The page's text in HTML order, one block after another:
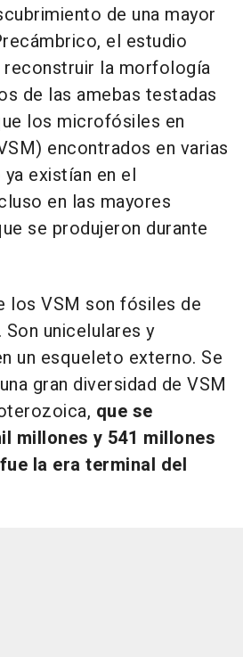
de una mayor
el estudio
reconstruir la morfología
de las amebas testadas
los microfósiles en
encontrados en varias
existían en el
en las mayores
se produjeron durante
los VSM son fósiles de
unicelulares y
un esqueleto externo. Se
gran diversidad de VSM
que se
millones y 541 millones
la era terminal del